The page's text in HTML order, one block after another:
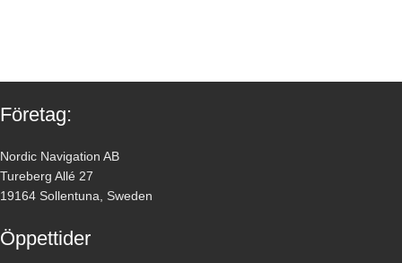
Företag:
Nordic Navigation AB
Tureberg Allé 27
19164 Sollentuna, Sweden
Öppettider